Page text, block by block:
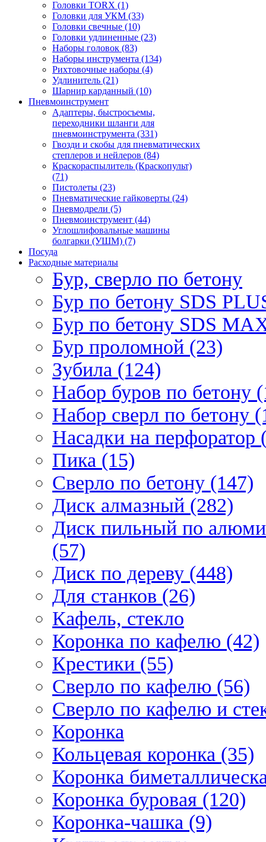
Головки TORX (1)
Головки для УКМ (33)
Головки свечные (10)
Головки удлиненные (23)
Наборы головок (83)
Наборы инструмента (134)
Рихтовочные наборы (4)
Удлинитель (21)
Шарнир карданный (10)
Пневмоинструмент
Адаптеры, быстросъемы,
переходники шланги для
пневмоинструмента (331)
Гвозди и скобы для пневматических
степлеров и нейлеров (84)
Краскораспылитель (Краскопульт)
(71)
Пистолеты (23)
Пневматические гайковерты (24)
Пневмодрели (5)
Пневмоинструмент (44)
Углошлифовальные машины
болгарки (УШМ) (7)
Посуда
Расходные материалы
Бур, сверло по бетону
Бур по бетону SDS
Бур по бетону SDS
Бур проломной (23)
Зубила (124)
Набор буров по бетону
Набор сверл по бетону
Насадки на перфоратор
Пика (15)
Сверло по бетону (147)
Диск алмазный (282)
Диск пильный по
(57)
Диск по дереву (448)
Для станков (26)
Кафель, стекло
Коронка по кафелю (42)
Крестики (55)
Сверло по кафелю (56)
Сверло по кафелю и
Коронка
Кольцевая коронка (35)
Коронка
Коронка буровая (120)
Коронка-чашка (9)